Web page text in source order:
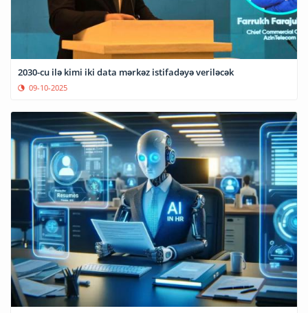
2030-cu ilə kimi iki data mərkəz istifadəyə veriləcək
09-10-2025